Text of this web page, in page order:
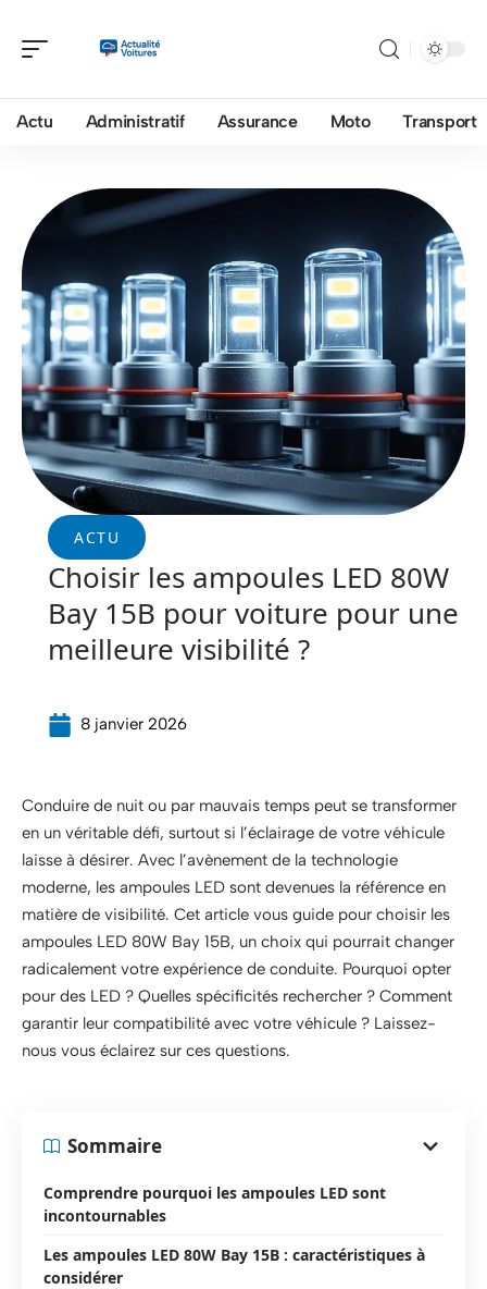
Actu Administratif Assurance Moto Transport
ACTU
Choisir les ampoules LED 80W
Bay 15B pour voiture pour une
meilleure visibilité ?
8 janvier 2026
Conduire de nuit ou par mauvais temps peut se transformer
en un véritable défi, surtout si l’éclairage de votre véhicule
laisse à désirer. Avec l’avènement de la technologie
moderne, les ampoules LED sont devenues la référence en
matière de visibilité. Cet article vous guide pour choisir les
ampoules LED 80W Bay 15B, un choix qui pourrait changer
radicalement votre expérience de conduite. Pourquoi opter
pour des LED ? Quelles spécificités rechercher ? Comment
garantir leur compatibilité avec votre véhicule ? Laissez-
nous vous éclairez sur ces questions.
Sommaire
Comprendre pourquoi les ampoules LED sont
incontournables
Les ampoules LED 80W Bay 15B : caractéristiques à
considérer